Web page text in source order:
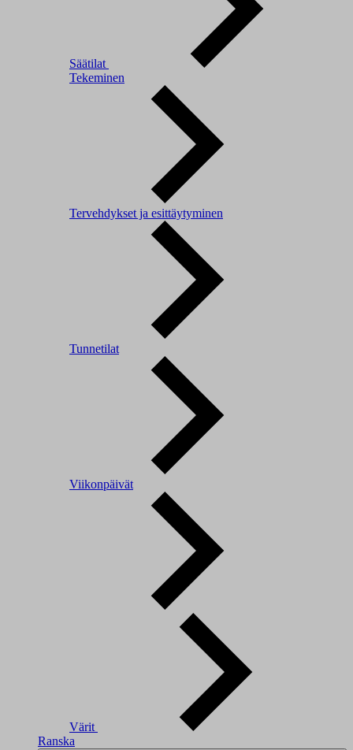
Säätilat
Tekeminen
Tervehdykset ja esittäytyminen
Tunnetilat
Viikonpäivät
Värit
Ranska